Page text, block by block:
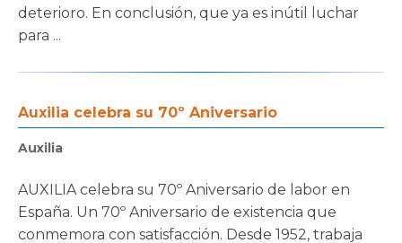
deterioro. En conclusión, que ya es inútil luchar
para ...
Auxilia celebra su 70º Aniversario
Auxilia
AUXILIA celebra su 70º Aniversario de labor en
España. Un 70º Aniversario de existencia que
conmemora con satisfacción. Desde 1952, trabaja